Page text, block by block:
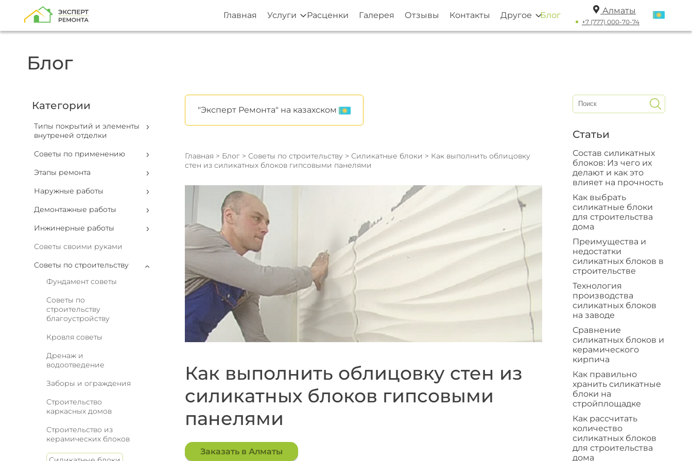
Главная Услуги Расценки Галерея Отзывы Контакты Другое Блог Алматы
+7 (777) 000-70-74
Блог
Категории
Типы покрытий и элементы
внутреней отделки
Советы по применению
Этапы ремонта
Наружные работы
Демонтажные работы
Инжинерные работы
Советы своими руками
Советы по строительству
Фундамент советы
Советы по
строительству
благоустройству
Кровля советы
Дренаж и
водоотведение
Заборы и ограждения
Строительство
каркасных домов
Строительство из
керамических блоков
"Эксперт Ремонта" на казахском
Главная > Блог> Советы по строительству > Силикатные блоки > Как выполнить облицовку
стен из силикатных блоков гипсовыми панелями
Как выполнить облицовку стен из
силикатных блоков гипсовыми
панелями
Заказать в Алматы
Статьи
Состав силикатных
блоков: Из чего их
делают и как это
влияет на прочность
Как выбрать
силикатные блоки
для строительства
дома
Преимущества и
недостатки
силикатных блоков в
строительстве
Технология
производства
силикатных блоков
на заводе
Сравнение
силикатных блоков и
керамического
кирпича
Как правильно
хранить силикатные
блоки на
стройплощадке
Как рассчитать
количество
силикатных блоков
для строительства
дома